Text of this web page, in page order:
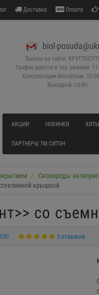
Доставка Оплата
biol-
Заказы на сайте:
График работы в тел. режиме:
Консультация Инстаграм:
Выходной: Сб-Вс
АКЦИИ НОВИНКИ
ПАРТНЕРЫ ТМ СИТОН
Сковороды
крышкой
со
3 отзывов